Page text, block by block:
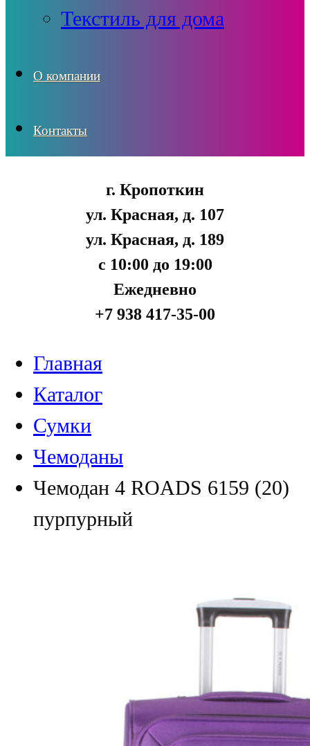
Текстиль для дома
О компании
Контакты
г. Кропоткин
ул. Красная, д. 107
ул. Красная, д. 189
с 10:00 до 19:00
Ежедневно
+7 938 417-35-00
Главная
Каталог
Сумки
Чемоданы
Чемодан 4 ROADS 6159 (20)
пурпурный